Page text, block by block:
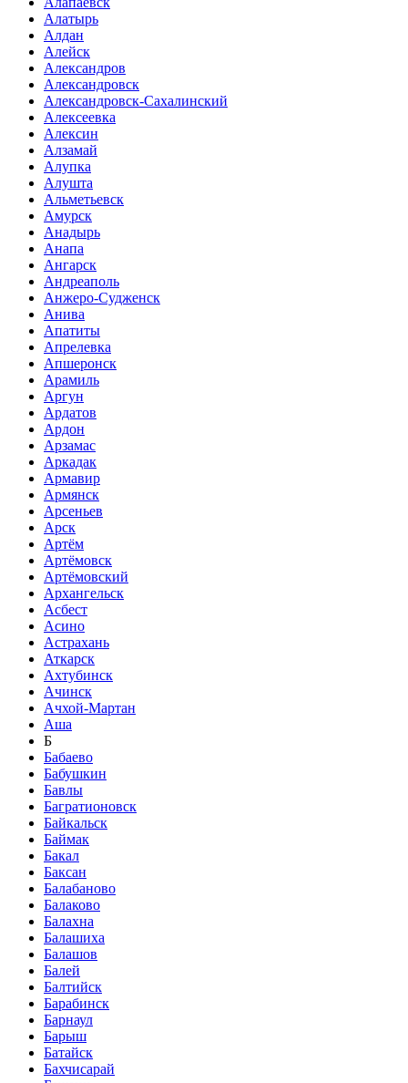
Алатырь
Алдан
Алейск
Александров
Александровск
Александровск-Сахалинский
Алексеевка
Алексин
Алзамай
Алупка
Алушта
Альметьевск
Амурск
Анадырь
Анапа
Ангарск
Андреаполь
Анжеро-Судженск
Анива
Апатиты
Апрелевка
Апшеронск
Арамиль
Аргун
Ардатов
Ардон
Арзамас
Аркадак
Армавир
Армянск
Арсеньев
Арск
Артём
Артёмовск
Артёмовский
Архангельск
Асбест
Асино
Астрахань
Аткарск
Ахтубинск
Ачинск
Ачхой-Мартан
Аша
Б
Бабаево
Бабушкин
Бавлы
Багратионовск
Байкальск
Баймак
Бакал
Баксан
Балабаново
Балаково
Балахна
Балашиха
Балашов
Балей
Балтийск
Барабинск
Барнаул
Барыш
Батайск
Бахчисарай